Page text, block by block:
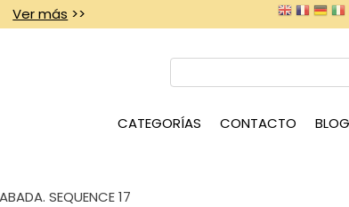
Ver más >>
CATEGORÍAS CONTACTO BLOG
SEQUENCE 17